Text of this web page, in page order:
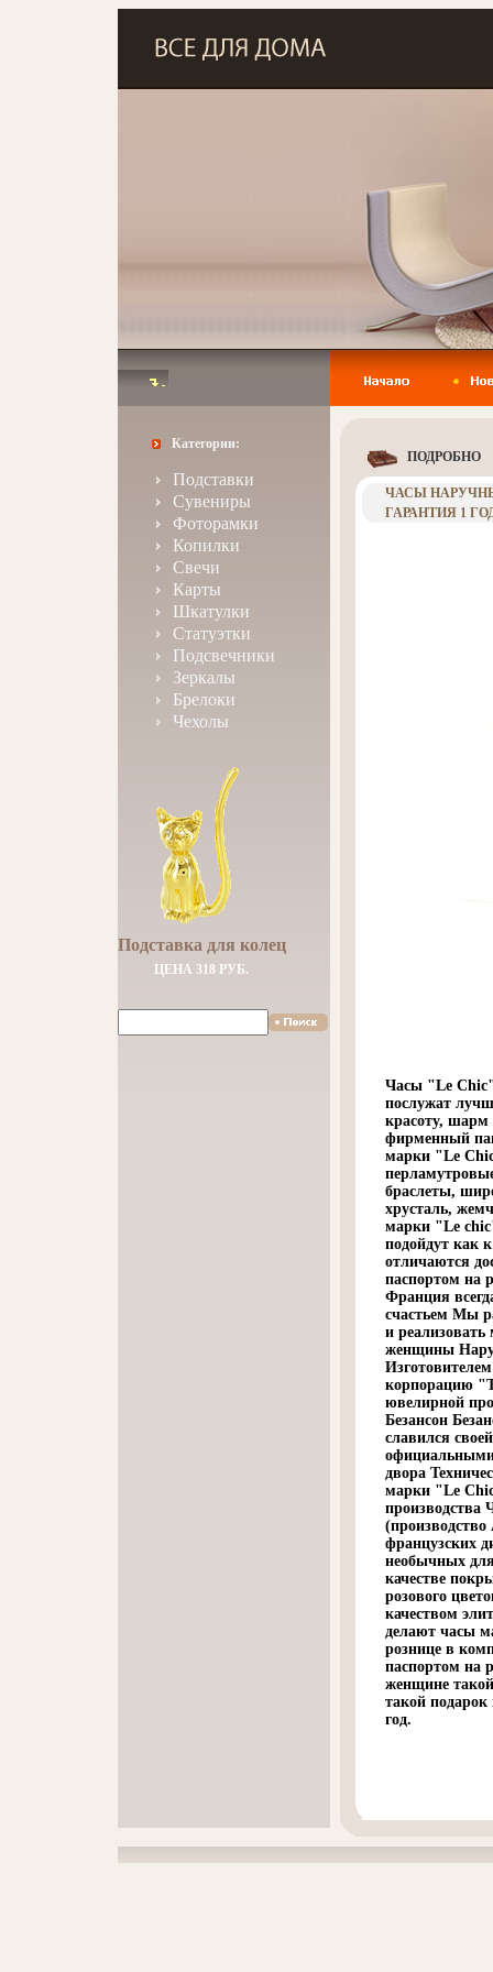
Категории:
Подставки
Сувениры
Фоторамки
Копилки
Свечи
Карты
Шкатулки
Статуэтки
Подсвечники
Зеркалы
Брелоки
Чехолы
Подставка для колец
ЦЕНА 318 РУБ.
ПОДРОБНО
ЧАСЫ
ГАРАНТИЯ 1
Часы "Le
послужат
красоту, шарм
фирменный
марки "Le
браслеты,
хрусталь,
марки "Le
подойдут как
отличаются
паспортом на
Франция
счастьем Мы
и реализовать
женщины
корпорацию
ювелирной
Безансон
славился
официальными
двора
марки "Le
производства
французских
необычных
качестве
розового
качеством
делают часы
рознице в
паспортом на
женщине
такой
год.